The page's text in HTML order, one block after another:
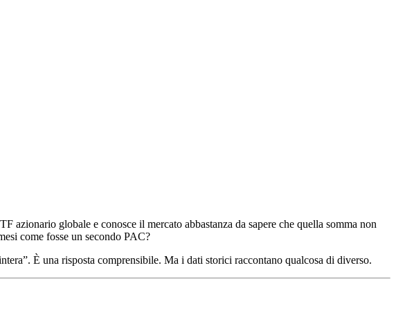
azionario globale e conosce il mercato abbastanza da sapere che quella somma non
come fosse un secondo PAC?
È una risposta comprensibile. Ma i dati storici raccontano qualcosa di diverso.